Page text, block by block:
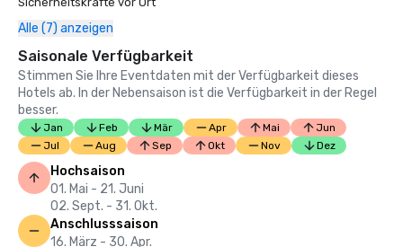
Alle (7) anzeigen
Saisonale Verfügbarkeit
Stimmen Sie Ihre Eventdaten mit der Verfügbarkeit dieses
Hotels ab. In der Nebensaison ist die Verfügbarkeit in der Regel
besser.
Jan Feb Mär Apr Mai
Jun
Jul
Aug Sep Okt Nov Dez
Hochsaison
01. Mai - 21. Juni
02. Sept. - 31. Okt.
Anschlusssaison
16. März - 30. Apr.